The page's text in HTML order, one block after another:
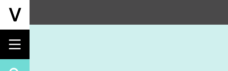
Aller
principal